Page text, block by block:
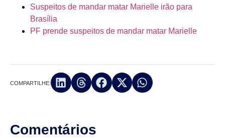
Suspeitos de mandar matar Marielle irão para
Brasília
PF prende suspeitos de mandar matar Marielle
COMPARTILHE:
Comentários